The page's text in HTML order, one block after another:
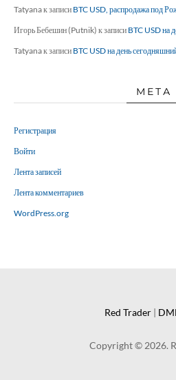
Tatyanaк записи BTC USD, распродажа под
Игорь Бебешин (Putnik) к записи BTC USD на
Tatyanaк записи BTC USD на день
МЕТА
Регистрация
Войти
Лента записей
Лента комментариев
WordPress.org
Red Trader |
Copyright © 2026.